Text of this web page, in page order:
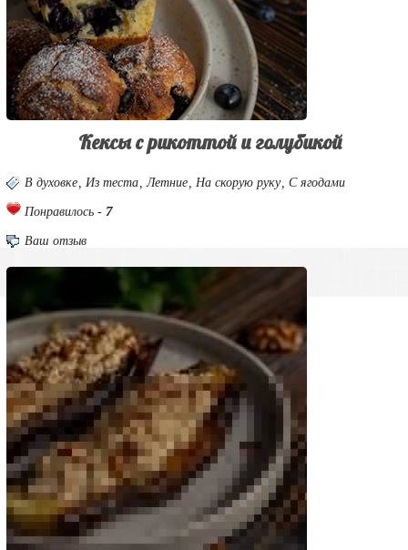
Кексы с рикоттой и голубикой
В духовке Из теста ,Летние На скорую руку, С ягодами
Понравилось -7
Ваш отзыв